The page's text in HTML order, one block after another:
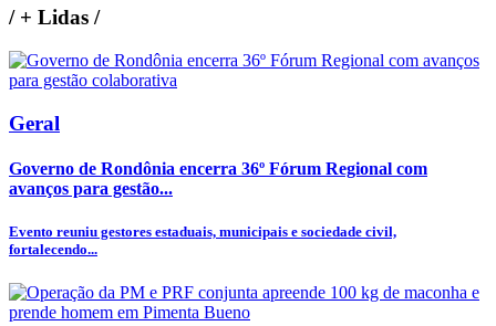
/+ Lidas /
Geral
Governo de Rondônia encerra 36º Fórum Regional com
avanços para gestão...
Evento reuniu gestores estaduais, municipais e sociedade civil,
fortalecendo...